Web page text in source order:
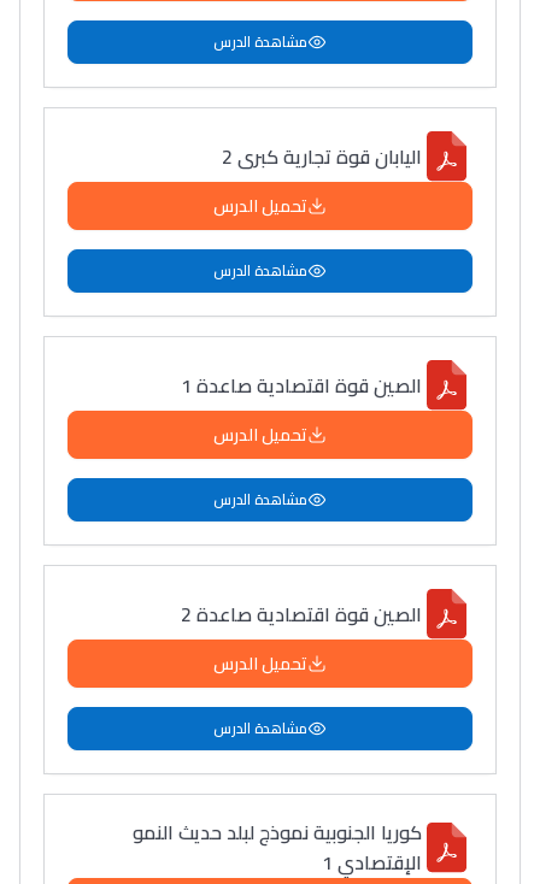
مشاهدة الدرس
اليابان قوة تجارية كبرى 2
تحميل الدرس
مشاهدة الدرس
الصين قوة اقتصادية صاعدة 1
تحميل الدرس
مشاهدة الدرس
الصين قوة اقتصادية صاعدة 2
تحميل الدرس
مشاهدة الدرس
كوريا الجنوبية نموذج لبلد حديث النمو
الإقتصادي 1